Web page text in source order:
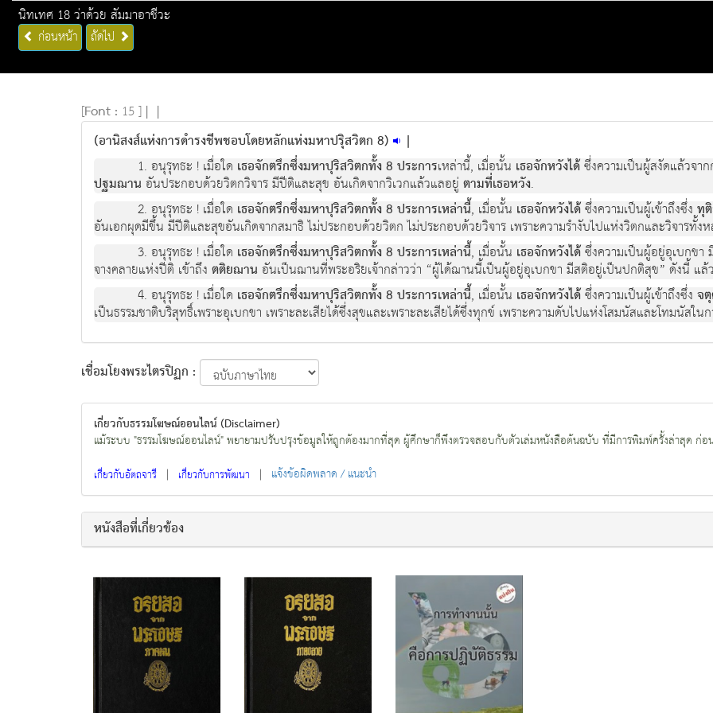
นิทเทศ 18 ว่าด้วย สัมมาอาชีวะ
ก่อนหน้า ถัดไป
[Font : 15 ] | |
(อานิสงส์แห่งการดำรงชีพชอบโดยหลักแห่งมหาปรุิสวิตก 8) |
1. อนุรุทธะ ! เมื่อใด เธอจักตรึกซึ่งมหาปุริสวิตกทั้ง 8 ประการเหล่านี้, เมื่อนั้น เธอจักหวังได้ซึ่งความเป็นผู้สงัดแล้วจา
ปฐมฌาน อันประกอบด้วยวิตกวิจาร มีปีติและสุข อันเกิดจากวิเวกแล้วแลอยู่ ตามที่เธอหวัง.
2. อนุรุทธะ ! เมื่อใด เธอจักตรึกซึ่งมหาปุริสวิตกทั้ง 8 ประการเหล่านี้, เมื่อนั้น เธอจักหวังได้ซึ่งความเป็นผู้เข้าถึงซึ่งทุ
อันเอกผุดมีขึ้น มีปีติและสุขอันเกิดจากสมาธิ ไม่ประกอบด้วยวิตก ไม่ประกอบด้วยวิจาร เพราะความรำงับไปแห่งวิตกและวิจารทั้ง
3. อนุรุทธะ ! เมื่อใด เธอจักตรึกซึ่งมหาปุริสวิตกทั้ง 8 ประการเหล่านี้, เมื่อนั้น เธอจักหวังได้ซึ่งความเป็นผู้อยู่อุเบกข
จางคลายแห่งปีติ เข้าถึง ตติยฌาน อันเป็นฌานที่พระอริยเจ้ากล่าวว่า “ผู้ได้ฌานนี้เป็นผู้อยู่อุเบกขา มีสติอยู่เป็นปกติสุข” ดังนี้ แล้
4. อนุรุทธะ ! เมื่อใด เธอจักตรึกซึ่งมหาปุริสวิตกทั้ง 8 ประการเหล่านี้, เมื่อนั้น เธอจักหวังได้ซึ่งความเป็นผู้เข้าถึงซึ่งจ
เป็นธรรมชาติบริสุทธิ์เพราะอุเบกขา เพราะละเสียได้ซึ่งสุขและเพราะละเสียได้ซึ่งทุกข์ เพราะความดับไปแห่งโสมนัสและโทมนัสใ
เชื่อมโยงพระไตรปิฏก :
เกี่ยวกับธรรมโฆษณ์ออนไลน์ (Disclaimer)
แม้ระบบ "ธรรมโฆษณ์ออนไลน์" พยายามปรับปรุงข้อมูลให้ถูกต้องมากที่สุด ผู้ศึกษาก็พึงตรวจสอบกับตัวเล่มหนังสือต้นฉบับ ที่มีการพิมพ์ครั้งล่าสุด ก่อน
เกี่ยวกับอัตถจารี | เกี่ยวกับการพัฒนา | แจ้งข้อผิดพลาด / แนะนำ
หนังสือที่เกี่ยวข้อง